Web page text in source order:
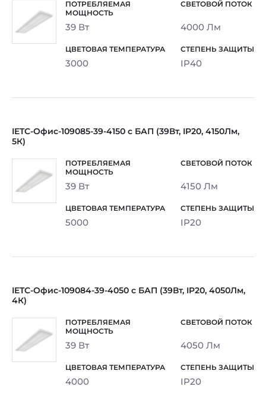
39 Вт 4000 Лм
3000 IP40
IETC-Офис-109085-39-4150 с БАП (39Вт, IP20, 4150Лм,
5К)
39 Вт 4150 Лм
5000 IP20
IETC-Офис-109084-39-4050 с БАП (39Вт, IP20, 4050Лм,
4К)
39 Вт 4050 Лм
4000 IP20